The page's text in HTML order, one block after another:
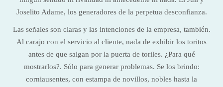
Joselito Adame, los generadores de la perpetua desconfianza.
Las señales son claras y las intenciones de la empresa, también.
Al carajo con el servicio al cliente, nada de exhibir los toritos
antes de que salgan por la puerta de toriles. ¿Para qué
mostrarlos?. Sólo para generar problemas. Se los brindo:
corniausentes, con estampa de novillos, nobles hasta la